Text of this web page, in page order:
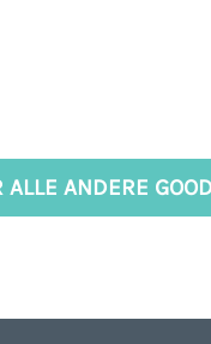
ALLE ANDERE